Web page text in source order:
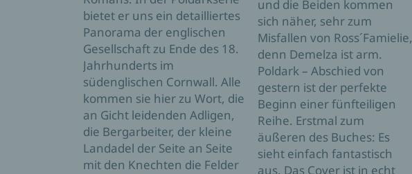
bietet er uns ein detailliertes
Panorama der englischen
Gesellschaft zu Ende des 18.
Jahrhunderts im
südenglischen Cornwall. Alle
kommen sie hier zu Wort, die
an Gicht leidenden Adligen,
die Bergarbeiter, der kleine
Landadel der Seite an Seite
mit den Knechten die Felder
und die Beiden kommen
sich näher, sehr zum
Misfallen von Ross´Famielie,
denn Demelza ist arm.
Poldark – Abschied von
gestern ist der perfekte
Beginn einer fünfteiligen
Reihe. Erstmal zum
äußeren des Buches: Es
sieht einfach fantastisch
aus. Das Cover ist in echt